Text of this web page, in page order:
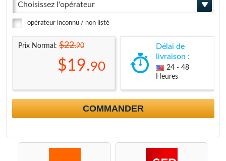
Choisissez l'opérateur
opérateur inconnu / non listé
Prix Normal:$22.90
$19.90
Délai de
livraison :
24 - 48
Heures
COMMANDER